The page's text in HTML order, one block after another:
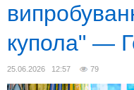
купола" —
25.06.2026 12:57 79